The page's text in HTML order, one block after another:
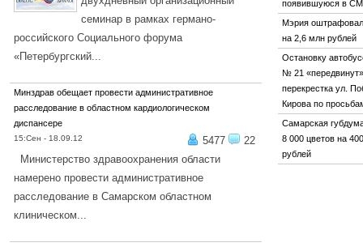
семинар в рамках германо-
российского Социального форума
«Петербургский...
Минздрав обещает провести административное
расследование в областном кардиологическом
диспансере
15:Сен - 18.09.12 5477
22
Министерство здравоохранения области
намерено провести административное
расследование в Самарском областном
клиническом...
появившуюся в
Мэрия
на 2,6 млн рублей
Остановку
№ 21
перекрестка ул.
Кирова по
Самарская
8 000 цветов на
рублей